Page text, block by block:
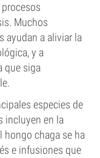
Muchos
ayudan a aliviar la
y a
que siga
especies de
incluyen en la
hongo chaga se ha
e infusiones que